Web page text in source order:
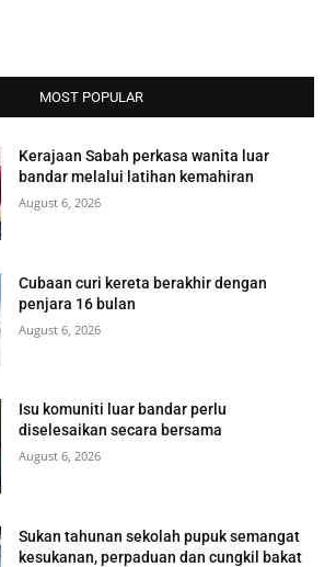
MOST POPULAR
Kerajaan Sabah perkasa wanita luar
bandar melalui latihan kemahiran
August 6, 2026
Cubaan curi kereta berakhir dengan
penjara 16 bulan
August 6, 2026
Isu komuniti luar bandar perlu
diselesaikan secara bersama
August 6, 2026
Sukan tahunan sekolah pupuk semangat
kesukanan, perpaduan dan cungkil bakat